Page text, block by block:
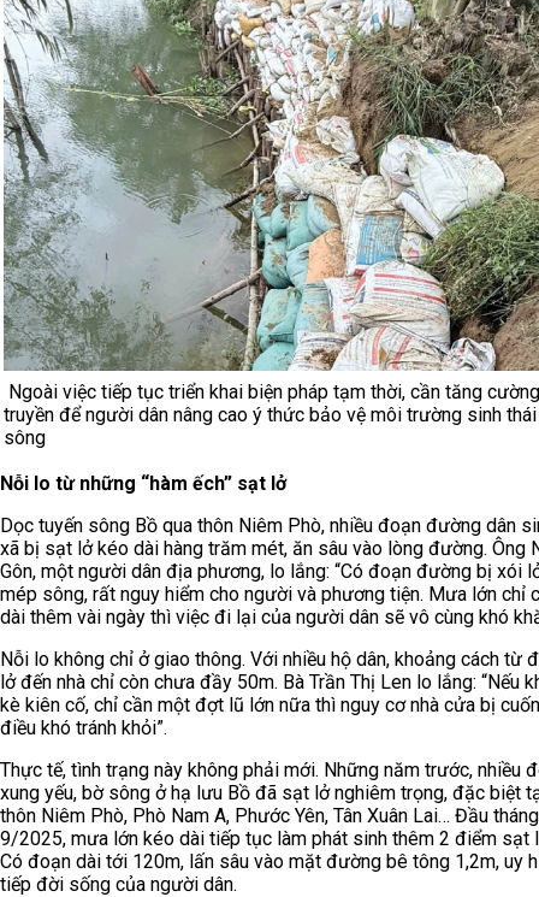
Ngoài việc tiếp tục triển khai biện pháp tạm thời, cần tăng
truyền để người dân nâng cao ý thức bảo vệ môi trường sinh
sông
Nỗi lo từ những “hàm ếch” sạt lở
Dọc tuyến sông Bồ qua thôn Niêm Phò, nhiều đoạn đường dân
xã bị sạt lở kéo dài hàng trăm mét, ăn sâu vào lòng đường. Ông
Gôn, một người dân địa phương, lo lắng: “Có đoạn đường bị xói
mép sông, rất nguy hiểm cho người và phương tiện. Mưa lớn chỉ
dài thêm vài ngày thì việc đi lại của người dân sẽ vô cùng khó
Nỗi lo không chỉ ở giao thông. Với nhiều hộ dân, khoảng cách từ
lở đến nhà chỉ còn chưa đầy 50m. Bà Trần Thị Len lo lắng: “Nếu
kè kiên cố, chỉ cần một đợt lũ lớn nữa thì nguy cơ nhà cửa bị
điều khó tránh khỏi”.
Thực tế, tình trạng này không phải mới. Những năm trước, nhiều
xung yếu, bờ sông ở hạ lưu Bồ đã sạt lở nghiêm trọng, đặc biệt
thôn Niêm Phò, Phò Nam A, Phước Yên, Tân Xuân Lai… Đầu tháng
9/2025, mưa lớn kéo dài tiếp tục làm phát sinh thêm 2 điểm sạt
Có đoạn dài tới 120m, lấn sâu vào mặt đường bê tông 1,2m, uy
tiếp đời sống của người dân.